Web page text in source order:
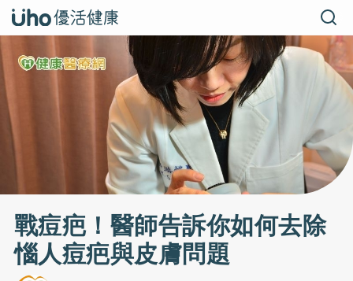
戰痘疤！醫師告訴你如何去除
惱人痘疤與皮膚問題